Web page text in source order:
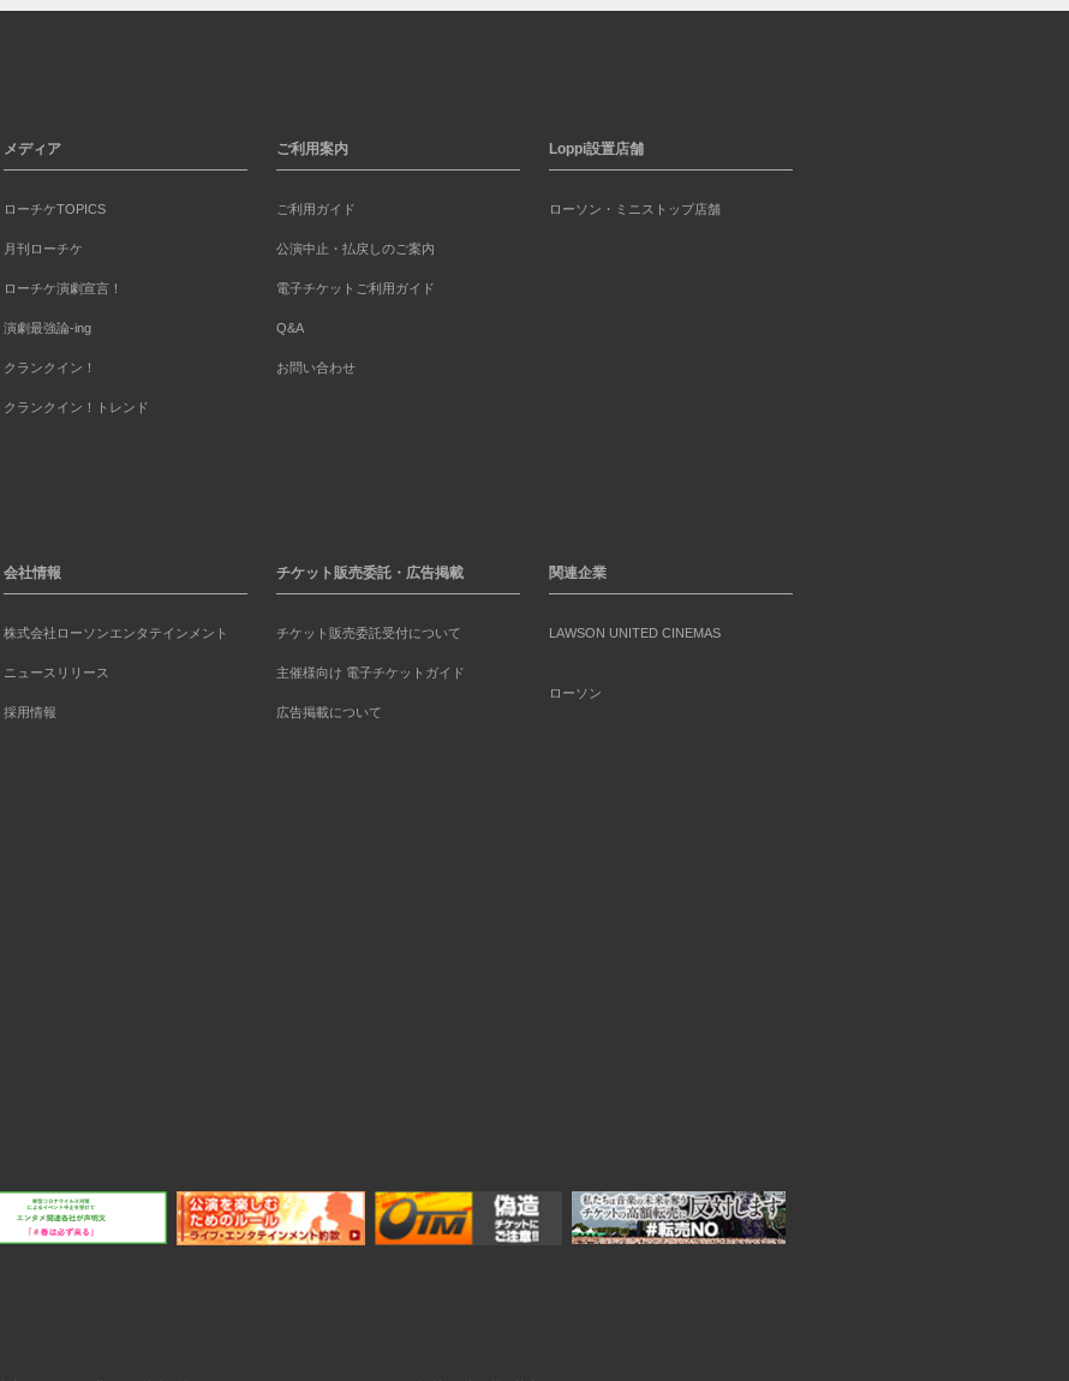
メディア
ローチケTOPICS
月刊ローチケ
ローチケ演劇宣言！
演劇最強論-ing
クランクイン！
クランクイン！トレンド
ご利用案内
ご利用ガイド
公演中止・払戻しのご案内
電子チケットご利用ガイド
Q&A
お問い合わせ
Loppi設置店舗
ローソン・ミニストップ店舗
会社情報
株式会社ローソンエンタテインメント
ニュースリリース
採用情報
チケット販売委託・広告掲載
チケット販売委託受付について
主催様向け 電子チケットガイド
広告掲載について
関連企業
LAWSON UNITED CINEMAS
ローソン